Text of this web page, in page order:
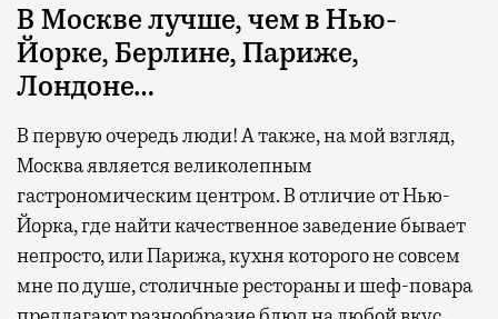
В Москве лучше, чем в Нью-
Йорке, Берлине, Париже,
Лондоне…
В первую очередь люди! А также, на мой взгляд,
Москва является великолепным
гастрономическим центром. В отличие от Нью-
Йорка, где найти качественное заведение бывает
непросто, или Парижа, кухня которого не совсем
мне по душе, столичные рестораны и шеф-повара